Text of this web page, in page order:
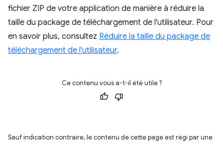
fichier ZIP de votre application de manière à réduire la
taille du package de téléchargement de l'utilisateur. Pour
en savoir plus, consultez Réduire la taille du package de
téléchargement de l'utilisateur.
Ce contenu vous a-t-il été utile ?
Sauf indication contraire, le contenu de cette page est régi par une